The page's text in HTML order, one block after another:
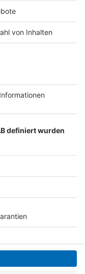
einsetzen. Mit
Stunde ermittelt
nicht.
die Details
rechne damit,
für die
Düsseldorf.